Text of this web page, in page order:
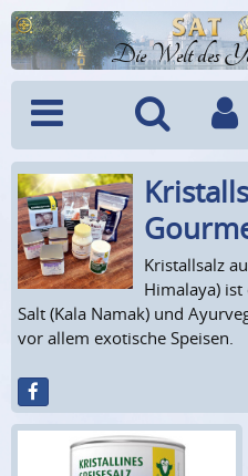
Die Welt des
Menü Suche
Kristallsalz
Himalaya)
Salt (Kala Namak) und
vor allem exotische Speisen.